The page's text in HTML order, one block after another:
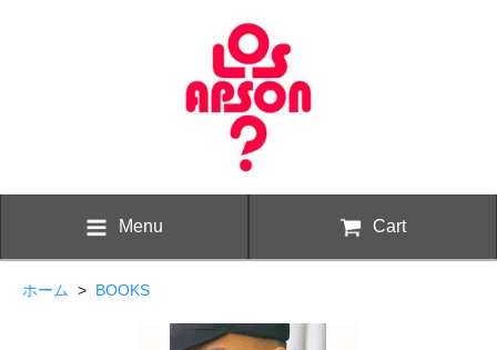
Menu Cart
ホーム > BOOKS